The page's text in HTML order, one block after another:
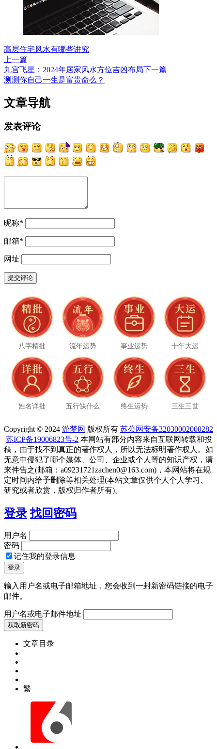
高层住宅风水有哪些讲究
上一篇
九宫飞星：2024年居家风水方位吉凶布局下一篇
测测你自己一生是富贵命么？
文章导航
发表评论
昵称*
邮箱*
网址
八字精批 流年运势 事业运势 十年大运
姓名详批 五行缺什么 终生运势 三生三世
Copyright © 2024 游梦网 版权所有 苏公网安备32030002000282
苏ICP备19006823号-2 本网站有部分内容来自互联网转载和投
稿，由于找不到真正的著作权人，所以无法标明著作权人。如
无意中侵犯了哪个媒体、公司、企业或个人等的知识产权，请
来件告之(邮箱：a09231721zachen0@163.com)，本网站将在规
定时间内给予删除等相关处理(本站文章仅供个人个人学习、
研究或者欣赏，版权归作者所有)。
登录 找回密码
用户名
密码
记住我的登录信息
输入用户名或电子邮箱地址，您会收到一封新密码链接的电子
邮件。
用户名或电子邮件地址
文章目录
繁